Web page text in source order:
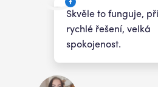
Skvěle to funguje,
rychlé řešení, velká
spokojenost.